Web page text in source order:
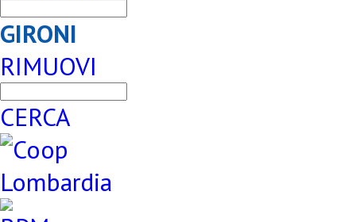
GIRONI
RIMUOVI
CERCA